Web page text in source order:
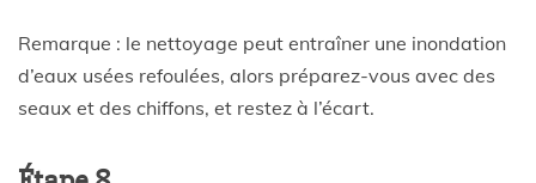
Remarque : le nettoyage peut entraîner une inondation
d’eaux usées refoulées, alors préparez-vous avec des
seaux et des chiffons, et restez à l’écart.